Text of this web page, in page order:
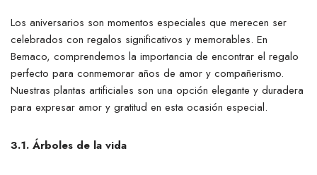
Los aniversarios son momentos especiales que merecen ser
celebrados con regalos significativos y memorables. En
Bemaco, comprendemos la importancia de encontrar el regalo
perfecto para conmemorar años de amor y compañerismo.
Nuestras plantas artificiales son una opción elegante y duradera
para expresar amor y gratitud en esta ocasión especial.
3.1. Árboles de la vida